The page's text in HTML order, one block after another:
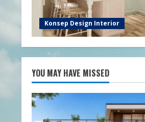
Konsep Design Interior
YOU MAY HAVE MISSED